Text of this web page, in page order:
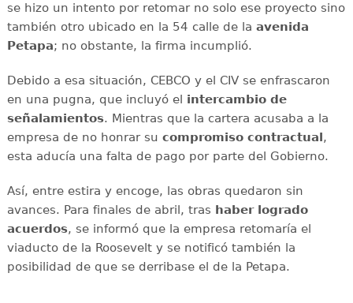
se hizo un intento por retomar no solo ese proyecto sino
también otro ubicado en la 54 calle de la avenida
Petapa; no obstante, la firma incumplió.
Debido a esa situación, CEBCO y el CIV se enfrascaron
en una pugna, que incluyó el intercambio de
señalamientos. Mientras que la cartera acusaba a la
empresa de no honrar su compromiso contractual,
esta aducía una falta de pago por parte del Gobierno.
Así, entre estira y encoge, las obras quedaron sin
avances. Para finales de abril, tras haber logrado
acuerdos, se informó que la empresa retomaría el
viaducto de la Roosevelt y se notificó también la
posibilidad de que se derribase el de la Petapa.